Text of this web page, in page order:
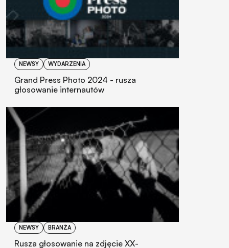
NEWSY WYDARZENIA
Grand Press Photo 2024 - rusza
głosowanie internautów
NEWSY BRANŻA
Rusza głosowanie na zdjęcie XX-